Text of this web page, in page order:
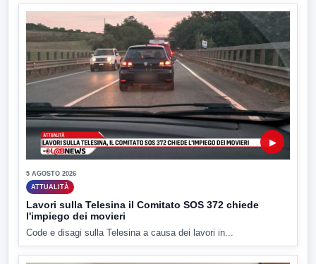
▶
5 AGOSTO 2026
ATTUALITÀ
Lavori sulla Telesina il Comitato SOS 372 chiede
l'impiego dei movieri
Code e disagi sulla Telesina a causa dei lavori in...